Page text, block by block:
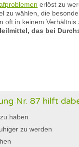
erlöst zu
wählen, die
in keinem
das bei
Nr. 87 hilft
haben
zu werden